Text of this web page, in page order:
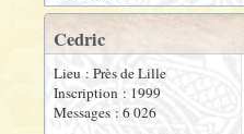
Cedric
Lieu : Près de Lille
Inscription : 1999
Messages : 6 026